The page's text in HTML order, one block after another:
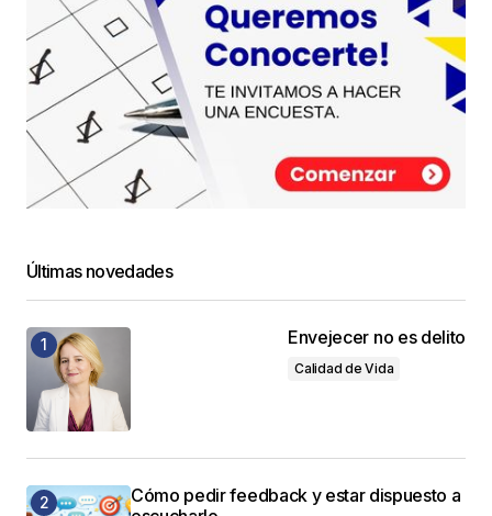
Últimas novedades
Envejecer no es delito
Calidad de Vida
Cómo pedir feedback y estar dispuesto a